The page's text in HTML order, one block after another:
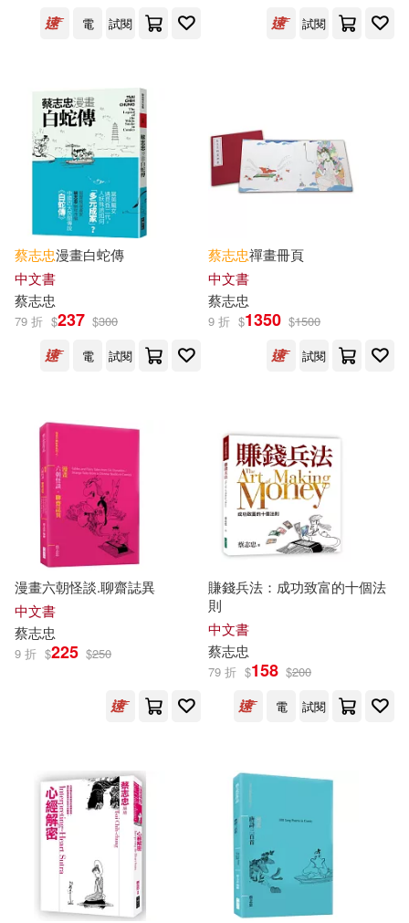
電 試閱
試閱
蔡志忠漫畫白蛇傳
中文書
蔡志忠
79 折 $237 $300
電
試閱
蔡志忠禪畫冊頁
中文書
蔡志忠
9 折 $1350 $1500
試閱
漫畫六朝怪談.聊齋誌異
中文書
蔡志忠
9 折 $225 $250
賺錢兵法：成功致富的十個法
則
中文書
蔡志忠
79 折 $158 $200
電
試閱